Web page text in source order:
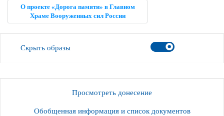
О проекте «Дорога памяти» в Главном
Храме Вооруженных сил России
Скрыть образы
Просмотреть донесение
Обобщенная информация и список документов